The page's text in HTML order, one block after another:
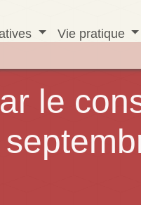
Vie pratique
le